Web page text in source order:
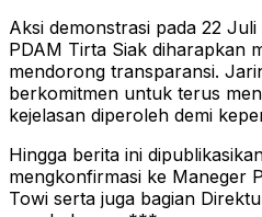
Aksi demonstrasi pada 22
PDAM Tirta Siak diharapkan
mendorong transparansi.
berkomitmen untuk terus
kejelasan diperoleh demi
Hingga berita ini
mengkonfirmasi ke Maneger
Towi serta juga bagian